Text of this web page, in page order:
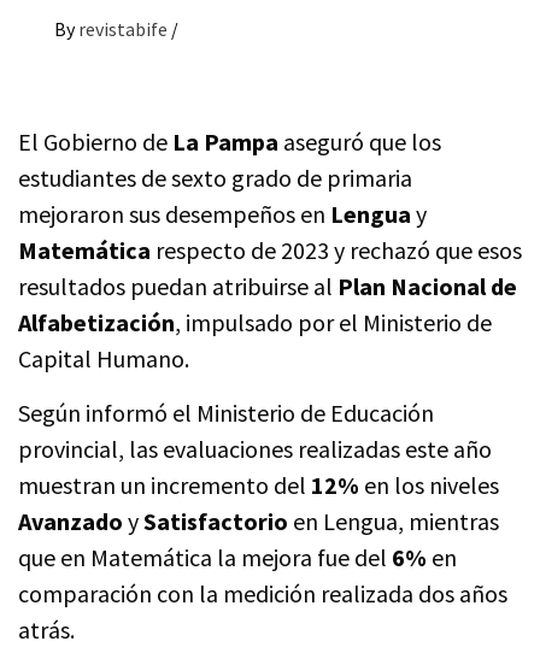
By revistabife /
El Gobierno de La Pampa aseguró que los
estudiantes de sexto grado de primaria
mejoraron sus desempeños en Lengua y
Matemática respecto de 2023 y rechazó que esos
resultados puedan atribuirse al Plan Nacional de
Alfabetización, impulsado por el Ministerio de
Capital Humano.
Según informó el Ministerio de Educación
provincial, las evaluaciones realizadas este año
muestran un incremento del 12% en los niveles
Avanzado ySatisfactorio en Lengua, mientras
que en Matemática la mejora fue del 6% en
comparación con la medición realizada dos años
atrás.